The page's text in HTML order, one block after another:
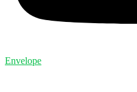
Envelope